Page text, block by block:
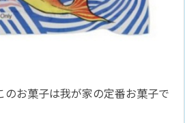
のお菓子は我が家の定番お菓子で